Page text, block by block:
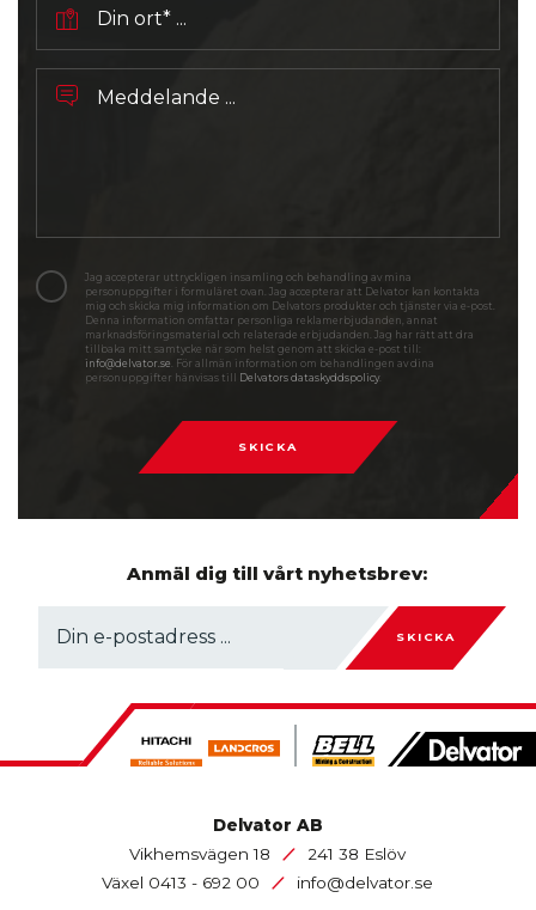
Jag accepterar uttryckligen insamling och behandling av mina
personuppgifter i formuläret ovan. Jag accepterar att Delvator kan kontakta
mig och skicka mig information om Delvators produkter och tjänster via e-post.
Denna information omfattar personliga reklamerbjudanden, annat
marknadsföringsmaterial och relaterade erbjudanden. Jag har rätt att dra
tillbaka mitt samtycke när som helst genom att skicka e-post till:
info@delvator.se. För allmän information om behandlingen av dina
personuppgifter hänvisas till
Delvators dataskyddspolicy.
SKICKA
Anmäl dig till vårt nyhetsbrev:
SKICKA
Delvator AB
Vikhemsvägen 18
/
241 38 Eslöv
Växel 0413 - 692 00 / info@delvator.se